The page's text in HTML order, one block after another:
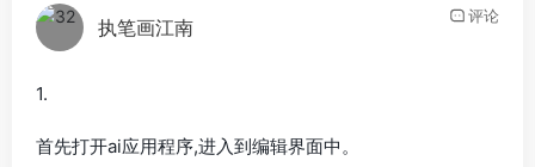
执笔画江南 评论
1.
首先打开ai应用程序,进入到编辑界面中。